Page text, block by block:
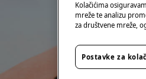
Kolačićima
mreže te analizu
za društvene mreže,
Postavke za